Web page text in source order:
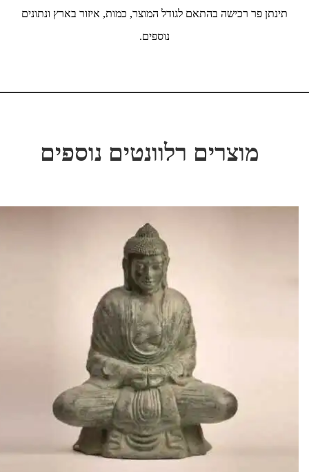
תינתן פר רכישה בהתאם לגודל המוצר, כמות, איזור בארץ ונתונים
נוספים.
מוצרים רלוונטים נוספים